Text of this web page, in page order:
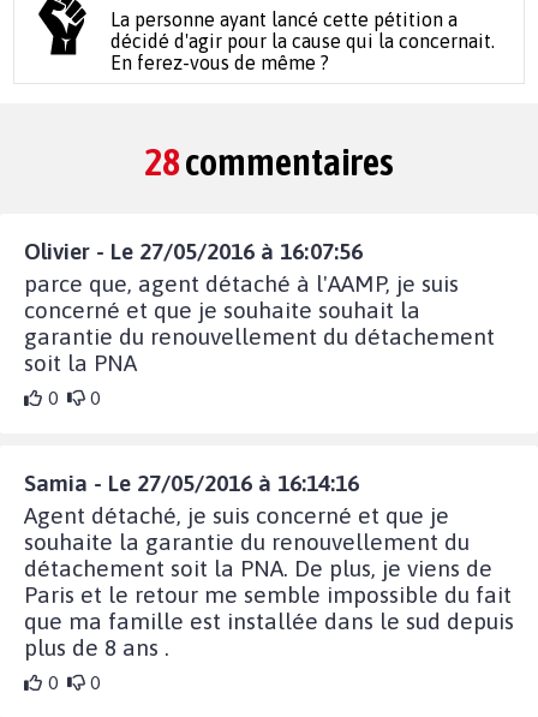
La personne ayant lancé cette pétition a
décidé d'agir pour la cause qui la concernait.
En ferez-vous de même ?
28commentaires
Olivier - Le 27/05/2016 à 16:07:56
parce que, agent détaché à l'AAMP, je suis
concerné et que je souhaite souhait la
garantie du renouvellement du détachement
soit la PNA
0 0
Samia - Le 27/05/2016 à 16:14:16
Agent détaché, je suis concerné et que je
souhaite la garantie du renouvellement du
détachement soit la PNA. De plus, je viens de
Paris et le retour me semble impossible du fait
que ma famille est installée dans le sud depuis
plus de 8 ans .
0 0